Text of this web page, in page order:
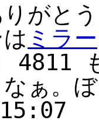
がと
ミラー
4811
なぁ